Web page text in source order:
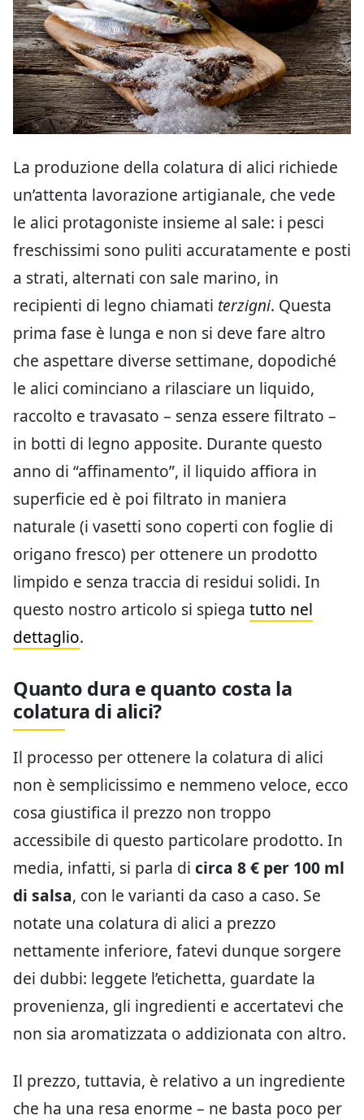
La produzione della colatura di alici richiede
un’attenta lavorazione artigianale, che vede
le alici protagoniste insieme al sale: i pesci
freschissimi sono puliti accuratamente e posti
a strati, alternati con sale marino, in
recipienti di legno chiamati terzigni. Questa
prima fase è lunga e non si deve fare altro
che aspettare diverse settimane, dopodiché
le alici cominciano a rilasciare un liquido,
raccolto e travasato – senza essere filtrato –
in botti di legno apposite. Durante questo
anno di “affinamento”, il liquido affiora in
superficie ed è poi filtrato in maniera
naturale (i vasetti sono coperti con foglie di
origano fresco) per ottenere un prodotto
limpido e senza traccia di residui solidi. In
questo nostro articolo si spiega tutto nel
dettaglio.
Quanto dura e quanto costa la
colatura di alici?
Il processo per ottenere la colatura di alici
non è semplicissimo e nemmeno veloce, ecco
cosa giustifica il prezzo non troppo
accessibile di questo particolare prodotto. In
media, infatti, si parla di circa 8 € per 100 ml
di salsa, con le varianti da caso a caso. Se
notate una colatura di alici a prezzo
nettamente inferiore, fatevi dunque sorgere
dei dubbi: leggete l’etichetta, guardate la
provenienza, gli ingredienti e accertatevi che
non sia aromatizzata o addizionata con altro.
Il prezzo, tuttavia, è relativo a un ingrediente
che ha una resa enorme – ne basta poco per